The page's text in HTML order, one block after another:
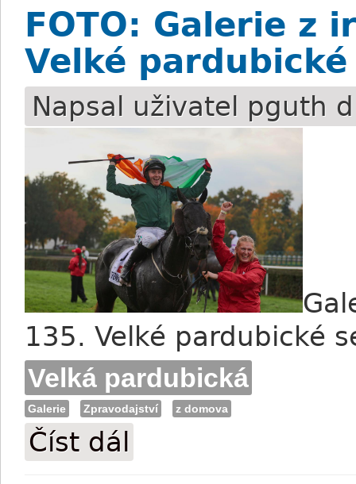
FOTO: Galerie z
Velké pardubické
Napsal uživatel pguth
135. Velké pardubické
Velká pardubická
Galerie Zpravodajství z domova
Číst dál